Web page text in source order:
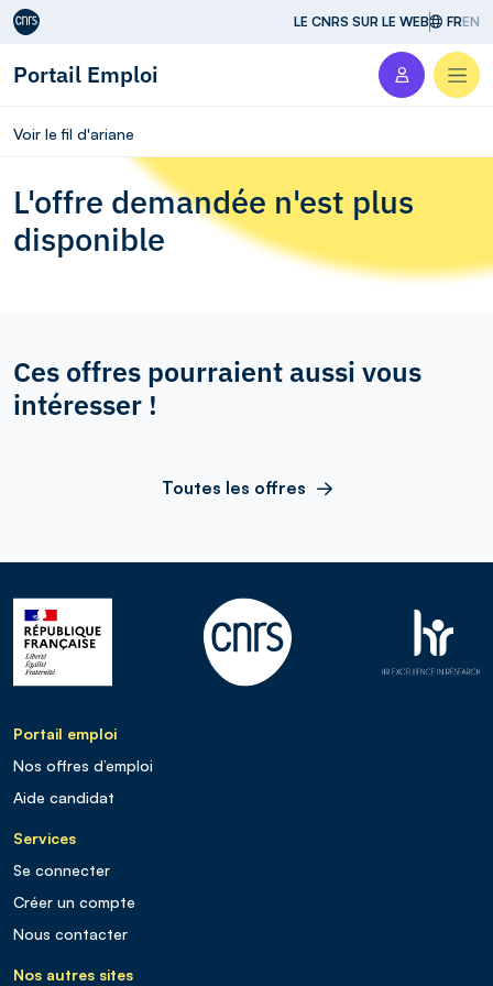
Aller au contenu LE CNRS SUR LE WEB FREN
Portail Emploi
Voir le fil d'ariane
L'offre demandée n'est plus
disponible
Ces offres pourraient aussi vous
intéresser !
Toutes les offres
Portail emploi
Nos offres d’emploi
Aide candidat
Services
Se connecter
Créer un compte
Nous contacter
Nos autres sites